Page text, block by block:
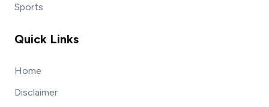
Sports
Quick Links
Home
Disclaimer